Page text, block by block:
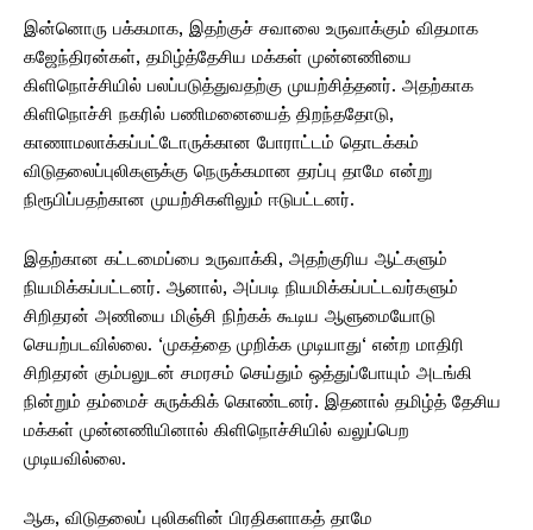
இன்னொரு பக்கமாக, இதற்குச் சவாலை உருவாக்கும் விதமாக
கஜேந்திரன்கள், தமிழ்த்தேசிய மக்கள் முன்னணியை
கிளிநொச்சியில் பலப்படுத்துவதற்கு முயற்சித்தனர். அதற்காக
கிளிநொச்சி நகரில் பணிமனையைத் திறந்ததோடு,
காணாமலாக்கப்பட்டோருக்கான போராட்டம் தொடக்கம்
விடுதலைப்புலிகளுக்கு நெருக்கமான தரப்பு தாமே என்று
நிரூபிப்பதற்கான முயற்சிகளிலும் ஈடுபட்டனர்.
இதற்கான கட்டமைப்பை உருவாக்கி, அதற்குரிய ஆட்களும்
நியமிக்கப்பட்டனர். ஆனால், அப்படி நியமிக்கப்பட்டவர்களும்
சிறிதரன் அணியை மிஞ்சி நிற்கக் கூடிய ஆளுமையோடு
செயற்படவில்லை. ‘முகத்தை முறிக்க முடியாது‘ என்ற மாதிரி
சிறிதரன் கும்பலுடன் சமரசம் செய்தும் ஒத்துப்போயும் அடங்கி
நின்றும் தம்மைச் சுருக்கிக் கொண்டனர். இதனால் தமிழ்த் தேசிய
மக்கள் முன்னணியினால் கிளிநொச்சியில் வலுப்பெற
முடியவில்லை.
ஆக, விடுதலைப் புலிகளின் பிரதிகளாகத் தாமே